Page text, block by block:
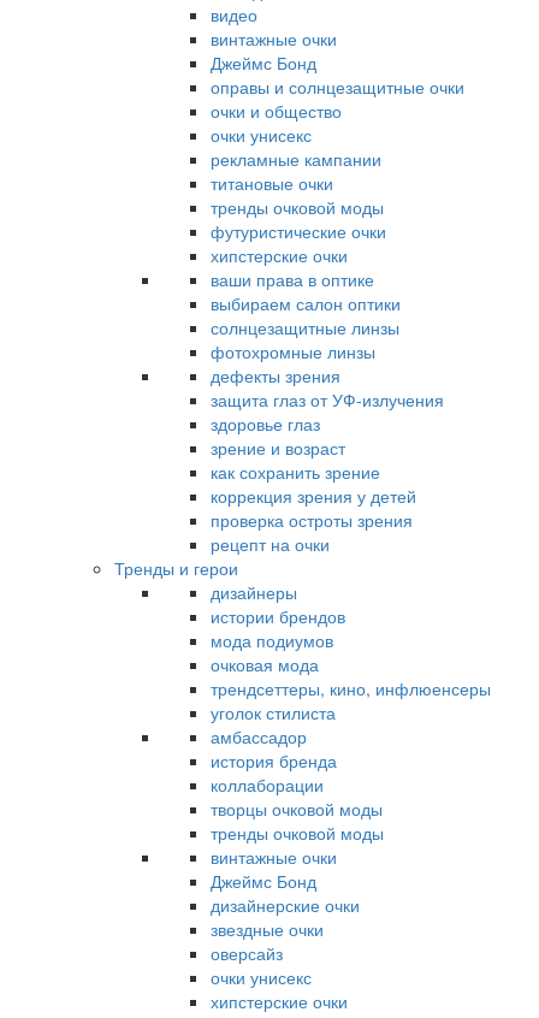
видео
винтажные очки
Джеймс Бонд
оправы и солнцезащитные очки
очки и общество
очки унисекс
рекламные кампании
титановые очки
тренды очковой моды
футуристические очки
хипстерские очки
ваши права в оптике
выбираем салон оптики
солнцезащитные линзы
фотохромные линзы
дефекты зрения
защита глаз от УФ-излучения
здоровье глаз
зрение и возраст
как сохранить зрение
коррекция зрения у детей
проверка остроты зрения
рецепт на очки
Тренды и герои
дизайнеры
истории брендов
мода подиумов
очковая мода
трендсеттеры, кино, инфлюенсеры
уголок стилиста
амбассадор
история бренда
коллаборации
творцы очковой моды
тренды очковой моды
винтажные очки
Джеймс Бонд
дизайнерские очки
звездные очки
оверсайз
очки унисекс
хипстерские очки